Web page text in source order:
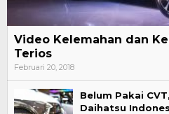
Video Kelemahan dan
Terios
Februari 20, 2018
Belum Pakai
Daihatsu